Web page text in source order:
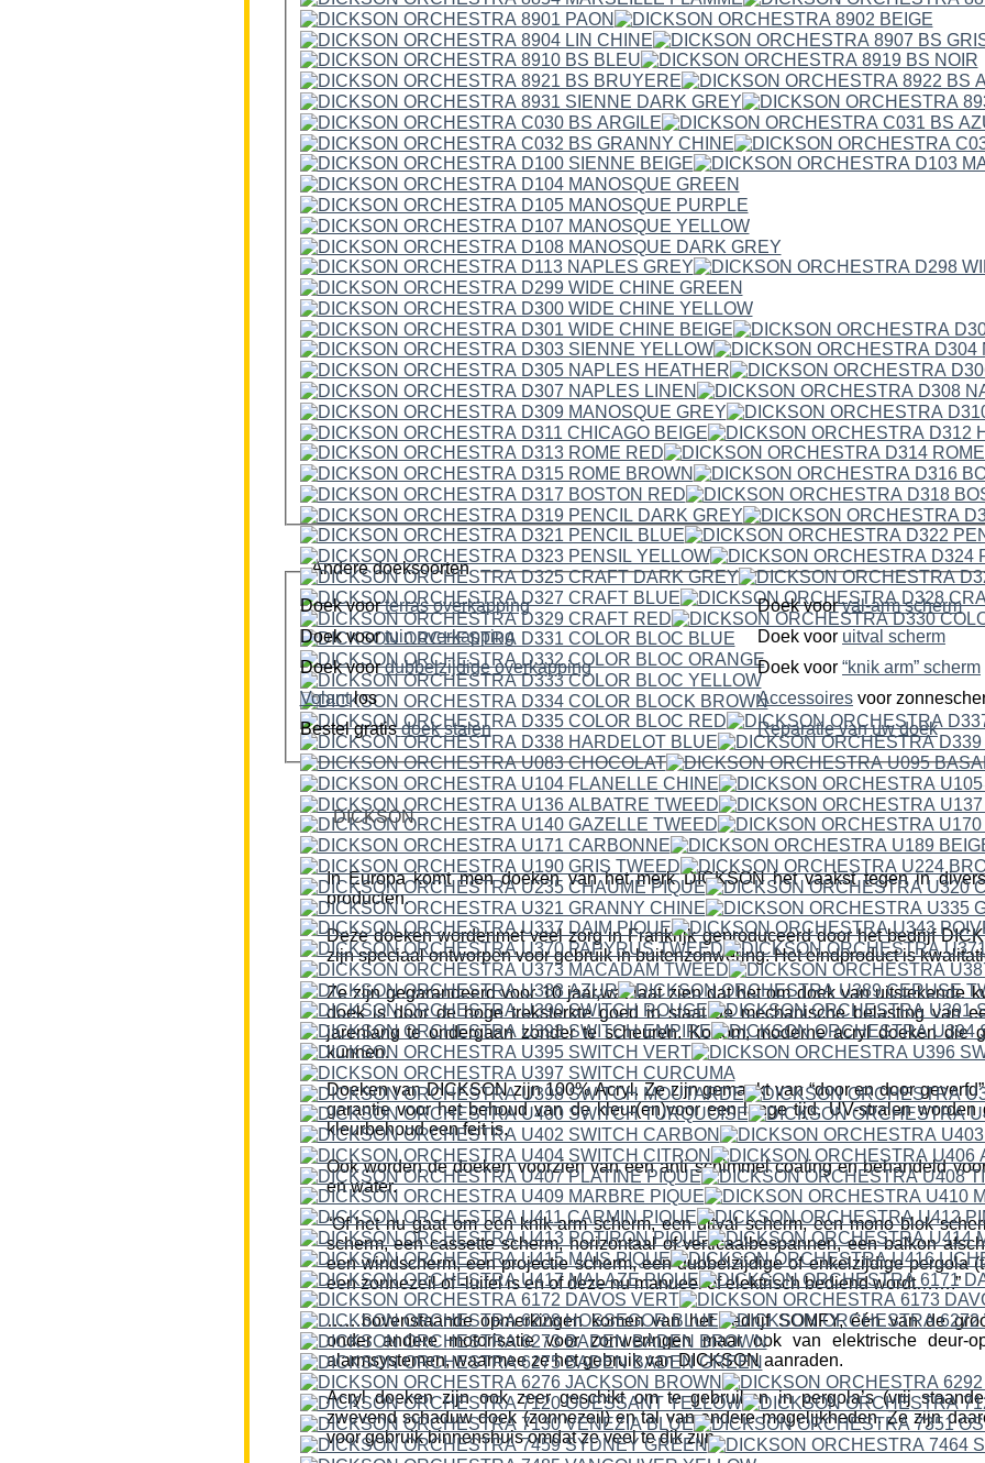
Andere doeksoorten
Doek voorterras overkapping Doek voor
val-arm scherm
Doek voor
tuin overkapping Doek voor
uitval scherm
Doek voor
dubbelzijdige overkapping Doek voor
“knik arm” scherm
Volantlos Accessoires voor
Bestel gratis doek stalen Reparatie van uw doek
DICKSON
In Europa komt men doeken van het merk DICKSON het vaakst tegen in
producten.
Deze doeken wordenmet veel zorg in Frankrijk geproduceerd door het bedrijf
zijn speciaal ontworpen voor gebruik in buitenzonwering. Het eindproduct is
Ze zijn gegarandeerd voor 10 jaar,wat laat zien dat het om doek van uitstekende
doek is door de hoge treksterkte goed in staat de mechanische belasting van
jarenlang te ondergaan zonder te scheuren. Kortom; moderne acryl doeken die
kunnen.
Doeken van DICKSON zijn 100% Acryl. Ze zijn gemaakt van “door en door
garantie voor het behoud van de kleur(en)voor een lange tijd. UV-stralen worden
kleurbehoud een feit is.
Ook worden de doeken voorzien van een anti schimmel coating en behandeld
en water.
“Of het nu gaat om een knik-arm scherm, een uitval scherm, een mono blok
scherm, een cassette scherm, horizontaal of verticaalbespannen, een balkon
een windscherm, een projectie scherm, een dubbelzijdige of enkelzijdige pergola
een zonnezeil of -luifel is en of deze nu manueel of elektrisch bediend wordt…….”
……bovenstaande opmerkingen komen van het bedrijf SOMFY, één van de
onder andere motorisatie voor zonweringen maar ook van elektrische deur-
alarmsystemen, waarmee ze het gebruik van DICKSON aanraden.
Acryl doeken zijn ook zeer geschikt om te gebruiken in pergola’s (vrij
zwevend schaduw doek (zonnezeil) en tal van andere mogelijkheden. Ze zijn
voor gebruik binnenshuis omdat ze veel te dik zijn.